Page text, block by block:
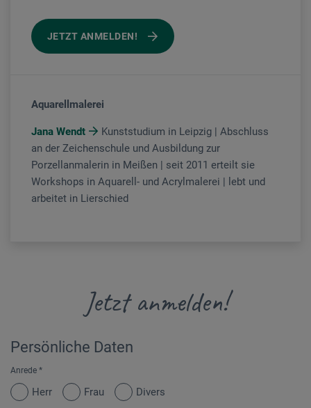
JETZT ANMELDEN!
Aquarellmalerei
Jana Wendt
Kunststudium in Leipzig | Abschluss
an der Zeichenschule und Ausbildung zur
Porzellanmalerin in Meißen | seit 2011 erteilt sie
Workshops in Aquarell- und Acrylmalerei | lebt und
arbeitet in Lierschied
Jetzt anmelden!
Persönliche Daten
Anrede *
Herr Frau Divers